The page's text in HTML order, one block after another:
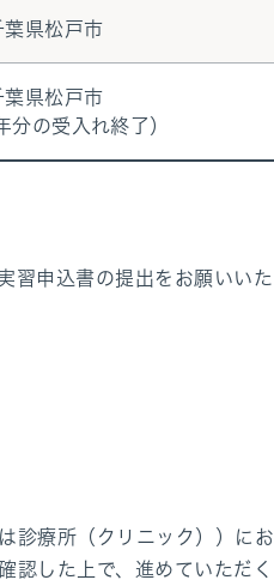
葉県松戸市
葉県松戸市
分の受入れ終了）
習申込書の提出をお願いいた
診療所（クリニック））にお
認した上で、進めていただく